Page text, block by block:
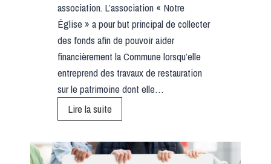
association. L’association « Notre
Église » a pour but principal de collecter
des fonds afin de pouvoir aider
financièrement la Commune lorsqu’elle
entreprend des travaux de restauration
sur le patrimoine dont elle…
Lire la suiteL
’
A
S